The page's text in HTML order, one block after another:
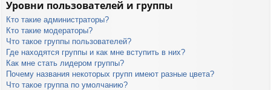
Уровни пользователей и группы
Кто такие администраторы?
Кто такие модераторы?
Что такое группы пользователей?
Где находятся группы и как мне вступить в них?
Как мне стать лидером группы?
Почему названия некоторых групп имеют разные цвета?
Что такое группа по умолчанию?